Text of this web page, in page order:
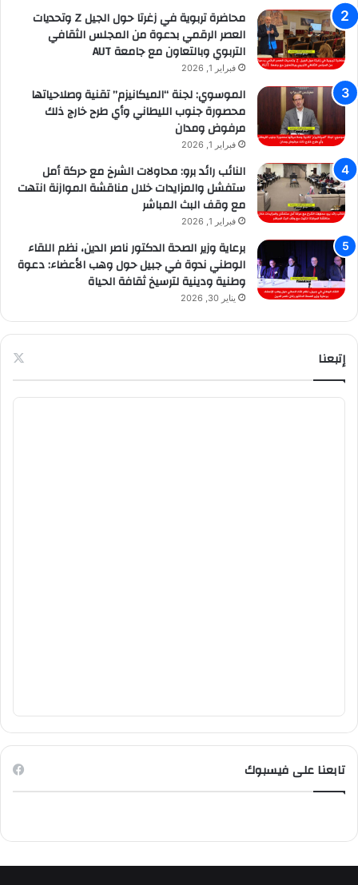
محاضرة تربوية في زغرتا حول الجيل Z وتحديات
العصر الرقمي بدعوة من المجلس الثقافي
التربوي وبالتعاون مع جامعة AUT
فبراير 1, 2026
الموسوي: لجنة “الميكانيزم” تقنية وصلاحياتها
محصورة جنوب الليطاني وأي طرح خارج ذلك
مرفوض ومدان
فبراير 1, 2026
النائب رائد برو: محاولات الشرخ مع حركة أمل
ستفشل والمزايدات خلال مناقشة الموازنة انتهت
مع وقف البث المباشر
فبراير 1, 2026
برعاية وزير الصحة الدكتور ناصر الدين، نظم اللقاء
الوطني ندوة في جبيل حول وهب الأعضاء: دعوة
وطنية ودينية لترسيخ ثقافة الحياة
يناير 30, 2026
إتبعنا
تابعنا على فيسبوك